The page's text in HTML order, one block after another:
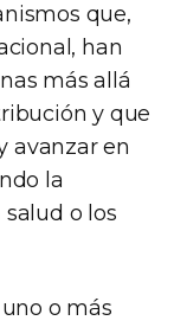
que,
han
más allá
y que
avanzar en
la
o los
o más